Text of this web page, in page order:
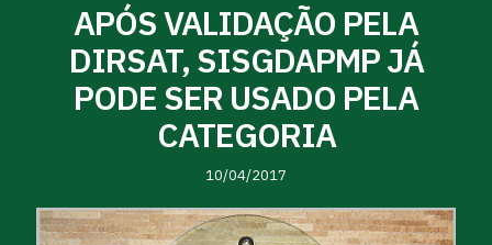
APÓS VALIDAÇÃO PELA
DIRSAT, SISGDAPMP JÁ
PODE SER USADO PELA
CATEGORIA
10/04/2017